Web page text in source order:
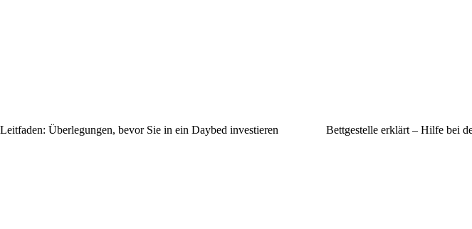
Leitfaden: Überlegungen, bevor Sie in ein Daybed investieren Bettgestelle erklärt – Hilfe bei